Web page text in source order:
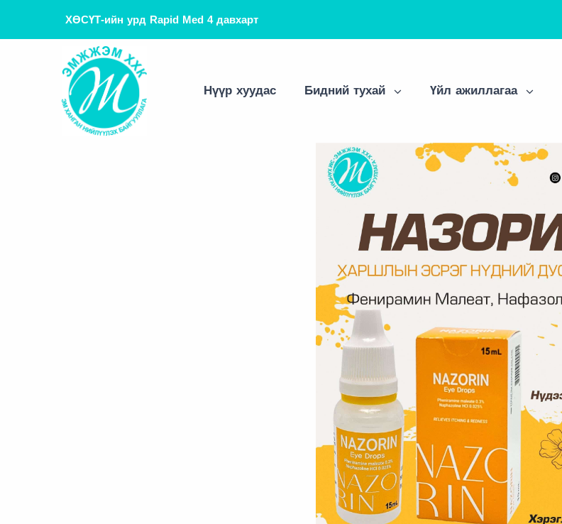
ХӨСҮТ-ийн урд Rapid Med 4 давхарт
Нүүр хуудас Бидний тухай Үйл ажиллагаа
Танилцуулга
Хамтын ажиллагаа
Эм эмнэлгийн хэрэгсэл
Вакцин оношлуур
Тоног төхөөрөмж